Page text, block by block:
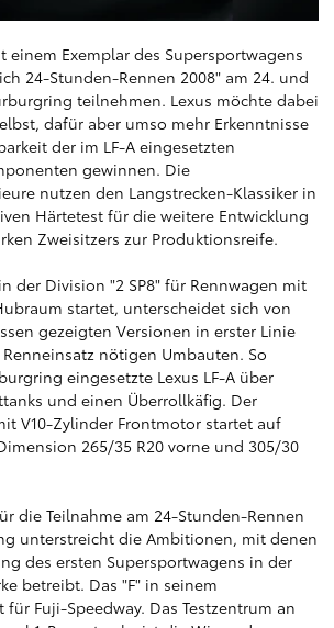
einem Exemplar des Supersportwagens
24-Stunden-Rennen 2008" am 24. und
teilnehmen. Lexus möchte dabei
dafür aber umso mehr Erkenntnisse
der im LF-A eingesetzten
gewinnen. Die
nutzen den Langstrecken-Klassiker in
Härtetest für die weitere Entwicklung
Zweisitzers zur Produktionsreife.
der Division "2 SP8" für Rennwagen mit
startet, unterscheidet sich von
gezeigten Versionen in erster Linie
nötigen Umbauten. So
eingesetzte Lexus LF-A über
und einen Überrollkäfig. Der
V10-Zylinder Frontmotor startet auf
265/35 R20 vorne und 305/30
die Teilnahme am 24-Stunden-Rennen
unterstreicht die Ambitionen, mit denen
des ersten Supersportwagens in der
betreibt. Das "F" in seinem
Fuji-Speedway. Das Testzentrum an